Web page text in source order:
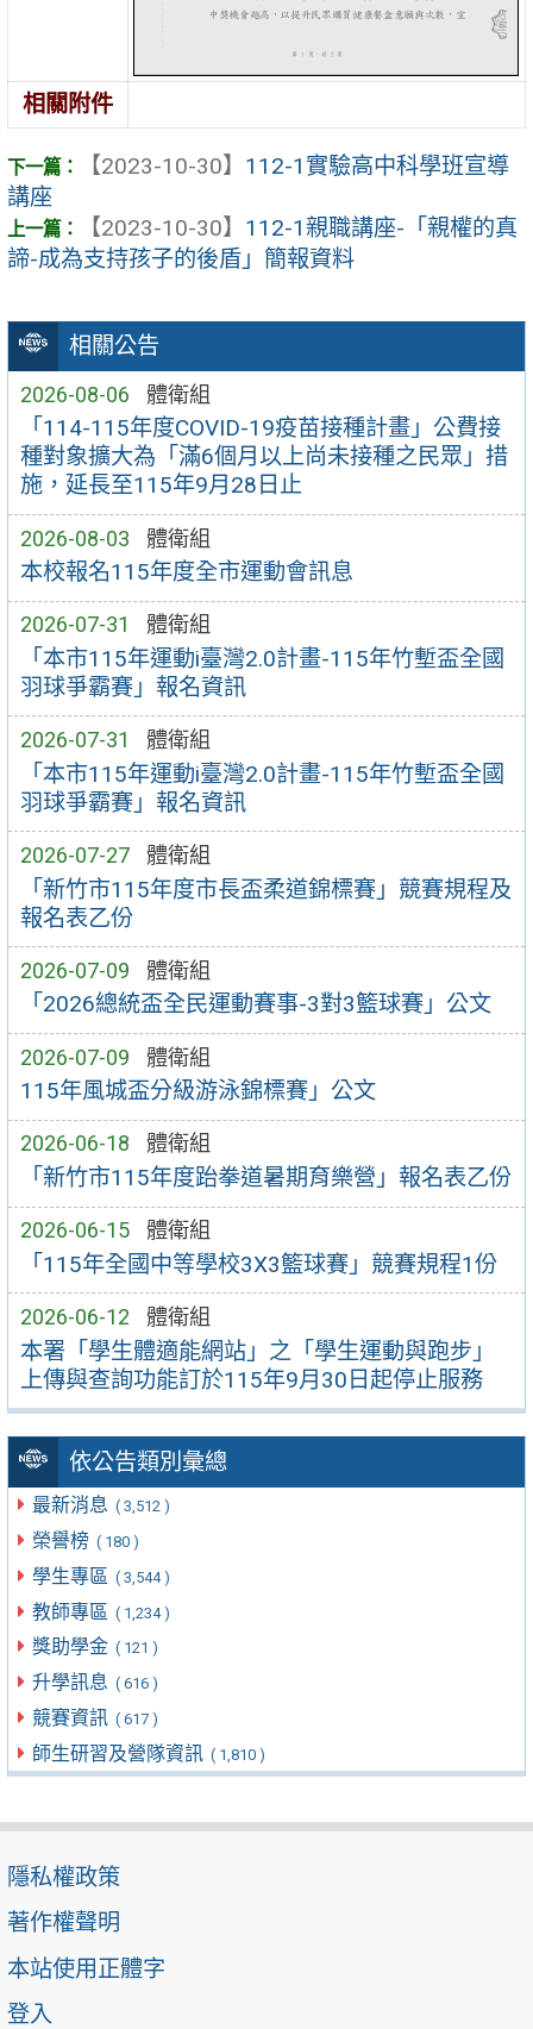
相關公告
2026-08-06 體衛組
「114-115年度COVID-19疫苗接種計畫」公費接
種對象擴大為「滿6個月以上尚未接種之民眾」措
施，延長至115年9月28日止
2026-08-03 體衛組
本校報名115年度全市運動會訊息
2026-07-31 體衛組
「本市115年運動i臺灣2.0計畫-115年竹塹盃全國
羽球爭霸賽」報名資訊
2026-07-31 體衛組
「本市115年運動i臺灣2.0計畫-115年竹塹盃全國
羽球爭霸賽」報名資訊
2026-07-27 體衛組
「新竹市115年度市長盃柔道錦標賽」競賽規程及
報名表乙份
2026-07-09 體衛組
「2026總統盃全民運動賽事-3對3籃球賽」公文
2026-07-09 體衛組
115年風城盃分級游泳錦標賽」公文
2026-06-18 體衛組
「新竹市115年度跆拳道暑期育樂營」報名表乙份
2026-06-15 體衛組
「115年全國中等學校3X3籃球賽」競賽規程1份
2026-06-12 體衛組
本署「學生體適能網站」之「學生運動與跑步」
上傳與查詢功能訂於115年9月30日起停止服務
依公告類別彙總
最新消息 ( 3,512 )
榮譽榜 ( 180 )
學生專區 ( 3,544 )
教師專區 ( 1,234 )
獎助學金 ( 121 )
升學訊息 ( 616 )
競賽資訊 ( 617 )
師生研習及營隊資訊 ( 1,810 )
相關附件
【2023-10-30】 112-1實驗高中科學班宣導
講座
【2023-10-30】 112-1親職講座-「親權的真
諦-成為支持孩子的後盾」簡報資料
隱私權政策
著作權聲明
本站使用正體字
登入